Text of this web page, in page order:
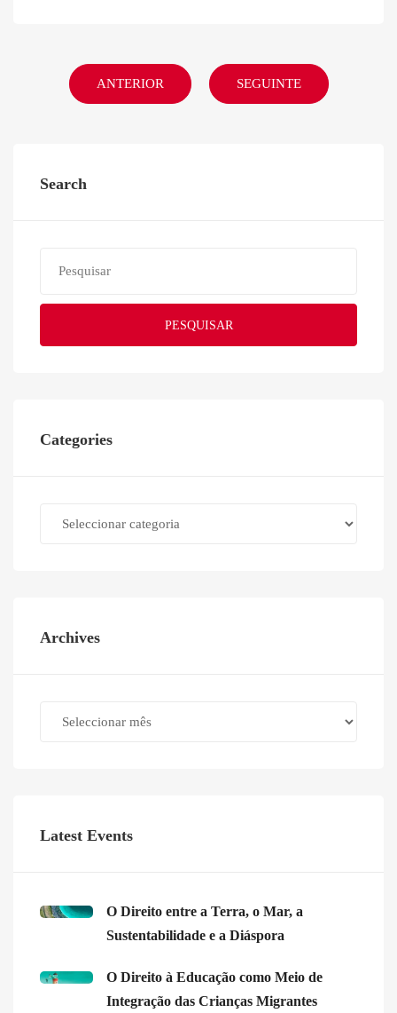
ANTERIOR SEGUINTE
Search
PESQUISAR
Categories
Archives
Latest Events
O Direito entre a Terra, o Mar, a
Sustentabilidade e a Diáspora
O Direito à Educação como Meio de
Integração das Crianças Migrantes